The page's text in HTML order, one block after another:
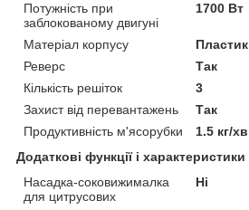
Потужність при
заблокованому двигуні
1700 Вт
Матеріал корпусу
Пластик
Реверс
Так
Кількість решіток
3
Захист від перевантажень
Так
Продуктивність м'ясорубки
1.5 кг/хв
Додаткові функції і характеристики
Насадка-соковижималка
для цитрусових
Ні